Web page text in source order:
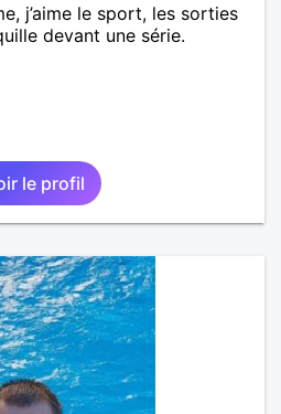
j’aime le sport, les sorties
devant une série.
le profil